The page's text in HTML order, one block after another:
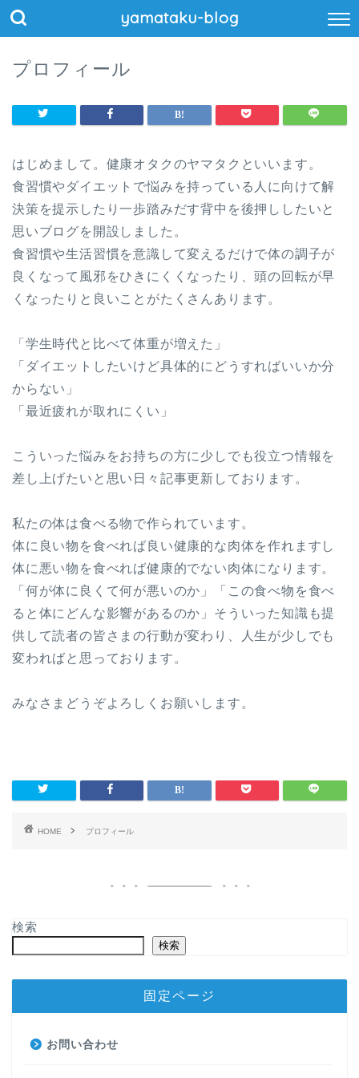
yamataku-blog
プロフィール
はじめまして。健康オタクのヤマタクといいます。
食習慣やダイエットで悩みを持っている人に向けて解
決策を提示したり一歩踏みだす背中を後押ししたいと
思いブログを開設しました。
食習慣や生活習慣を意識して変えるだけで体の調子が
良くなって風邪をひきにくくなったり、頭の回転が早
くなったりと良いことがたくさんあります。
「学生時代と比べて体重が増えた」
「ダイエットしたいけど具体的にどうすればいいか分
からない」
「最近疲れが取れにくい」
こういった悩みをお持ちの方に少しでも役立つ情報を
差し上げたいと思い日々記事更新しております。
私たの体は食べる物で作られています。
体に良い物を食べれば良い健康的な肉体を作れますし
体に悪い物を食べれば健康的でない肉体になります。
「何が体に良くて何が悪いのか」「この食べ物を食べ
ると体にどんな影響があるのか」そういった知識も提
供して読者の皆さまの行動が変わり、人生が少しでも
変わればと思っております。
みなさまどうぞよろしくお願いします。
HOME プロフィール
検索
検索
固定ページ
お問い合わせ